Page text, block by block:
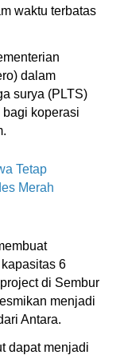
waktu terbatas
dalam
surya (PLTS)
koperasi
Tetap
Merah
6
di Sembur
menjadi
Antara.
dapat menjadi